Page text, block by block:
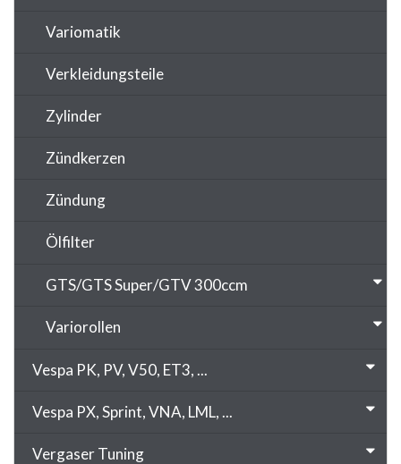
Variomatik
Verkleidungsteile
Zylinder
Zündkerzen
Zündung
Ölfilter
GTS/GTS Super/GTV 300ccm
Variorollen
Vespa PK, PV, V50, ET3, ...
Vespa PX, Sprint, VNA, LML, ...
Vergaser Tuning